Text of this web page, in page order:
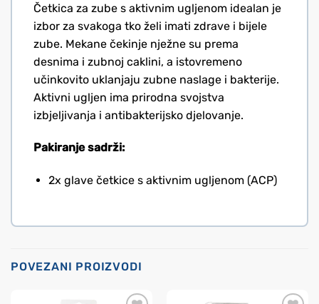
Četkica za zube s aktivnim ugljenom idealan je
izbor za svakoga tko želi imati zdrave i bijele
zube. Mekane čekinje nježne su prema
desnima i zubnoj caklini, a istovremeno
učinkovito uklanjaju zubne naslage i bakterije.
Aktivni ugljen ima prirodna svojstva
izbjeljivanja i antibakterijsko djelovanje.
Pakiranje sadrži:
2x glave četkice s aktivnim ugljenom (ACP)
POVEZANI PROIZVODI